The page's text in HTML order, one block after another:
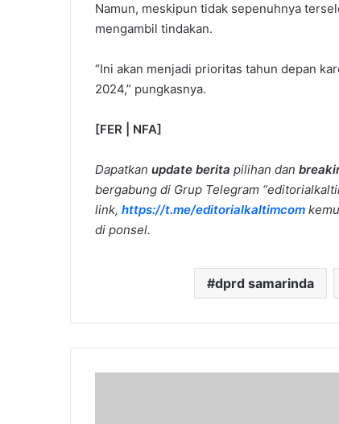
Namun, meskipun tidak sepenuhnya
mengambil tindakan.
“Ini akan menjadi prioritas tahun depan
2024,” pungkasnya.
[FER | NFA]
Dapatkan update berita pilihan dan
bergabung di Grup Telegram
link, https://t.me/editorialkaltimcom
di ponsel.
dprd samarinda